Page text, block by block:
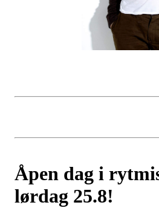
Åpen dag i
lørdag 25.8!